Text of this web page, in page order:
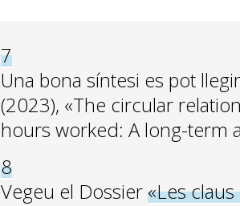
7
Una bona síntesi es pot
(2023), «The circular
hours worked: A long-term
8
Vegeu el Dossier«Les